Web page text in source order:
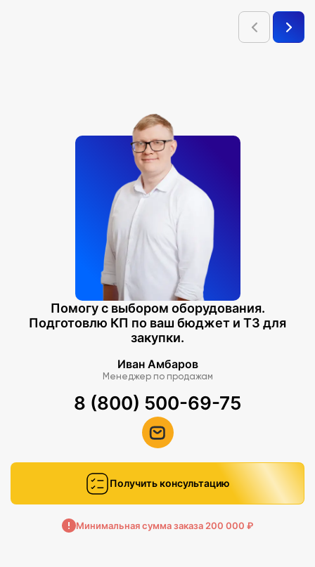
Сибирский лемминг;
Приволжский ФО:
Обыкновенная бурозубка или обыкновенная землеройка;
Колонок Обыкновенная рысь;
Ма́лая еда́ха или степная еда́ха;
Уральский ФО:
Обыкновенная летяга;
Бурый медведь;
Встречаются повсеместно:
Обыкновенная лисица;
Бурый медведь;
Помогу с выбором оборудования.
Подготовлю КП по ваш бюджет и ТЗ для
закупки.
Иван Амбаров
Менеджер по продажам
8 (800) 500-69-75
Получить консультацию
Минимальная сумма заказа 200 000 ₽